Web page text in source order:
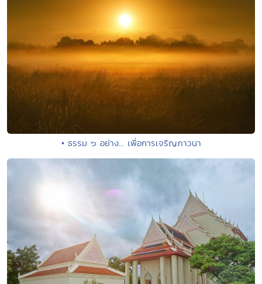
• ธรรม ๖ อย่าง... เพื่อการเจริญภาวนา